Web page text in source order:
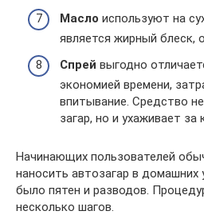
Масло используют на
является жирный блеск,
Спрей выгодно
экономией времени,
впитывание. Средство
загар, но и ухаживает
Начинающих пользователей
наносить автозагар в домашних
было пятен и разводов.
несколько шагов.